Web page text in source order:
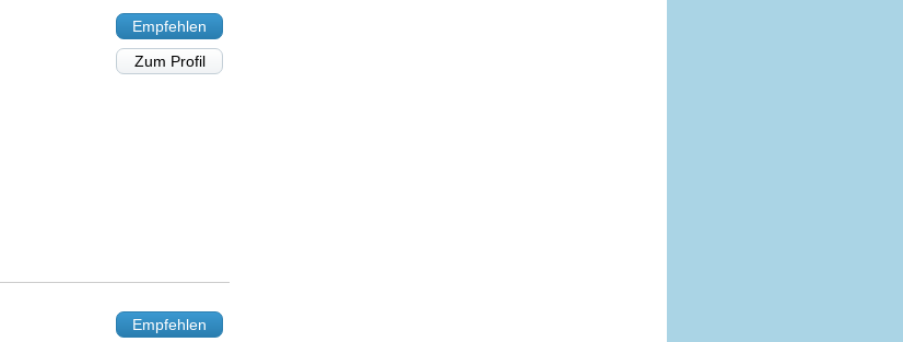
Empfehlen
Zum Profil
Empfehlen